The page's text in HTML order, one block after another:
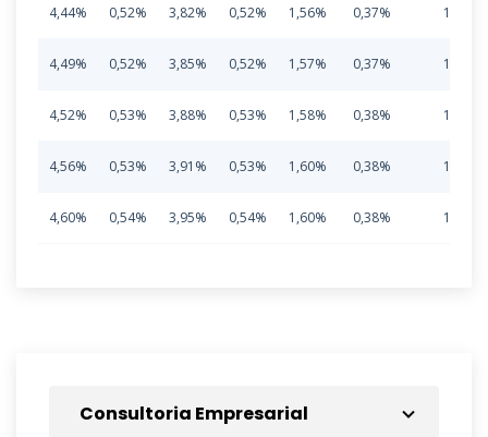
Consultoria Empresarial
4,44% 0,52% 3,82% 0,52% 1,56% 0,37% 11,23%
4,49% 0,52% 3,85% 0,52% 1,57% 0,37% 11,32%
4,52% 0,53% 3,88% 0,53% 1,58% 0,38% 11,42%
4,56% 0,53% 3,91% 0,53% 1,60% 0,38% 11,51%
4,60% 0,54% 3,95% 0,54% 1,60% 0,38% 11,61%